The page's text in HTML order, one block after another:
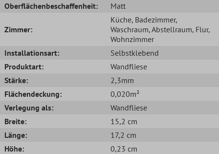
Oberflächenbeschaffenheit:
Matt
Zimmer:
Küche, Badezimmer,
Waschraum, Abstellraum, Flur,
Wohnzimmer
Installationsart:
Selbstklebend
Produktart:
Wandfliese
Stärke:
2,3mm
Flächendeckung:
0,020m²
Verlegung als:
Wandfliese
Breite:
15,2 cm
Länge:
17,2 cm
Höhe:
0,23 cm